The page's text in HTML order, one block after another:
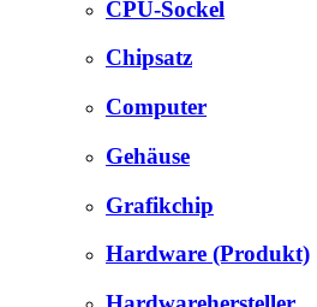
CPU-Sockel
Chipsatz
Computer
Gehäuse
Grafikchip
Hardware (Produkt)